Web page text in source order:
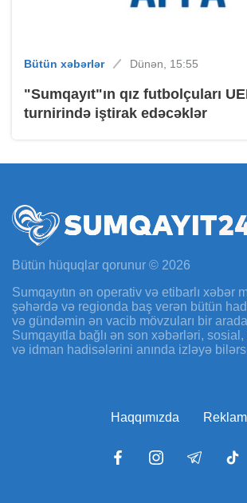
Bütün xəbərlər Dünən, 15:55
"Sumqayıt"ın qız futbolçuları
turnirində iştirak edəcəklər
Bütün hüquqlar qorunur © 2026
Sumqayıtın ən operativ və etibarlı xəbər
şəhərdə və regionda baş verən bütün
və gündəmin ən vacib mövzuları bir
Sumqayıtla bağlı ən son xəbərləri,
və idman hadisələrini anında izləyə
Haqqımızda Reklam